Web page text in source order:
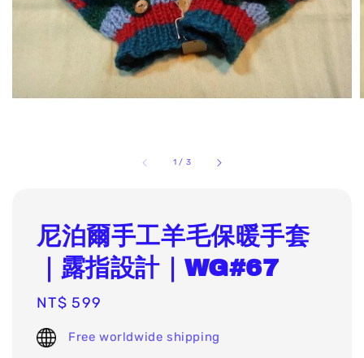
1 / 3
尼泊爾手工羊毛保暖手套
｜露指設計｜WG#67
Regular
price
NT$ 599
Free worldwide shipping